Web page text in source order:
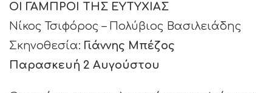
ΟΙ ΓΑΜΠΡΟΙ ΤΗΣ ΕΥΤΥΧΙΑΣ
Νίκος Τσιφόρος – Πολύβιος Βασιλειάδης
Σκηνοθεσία: Γιάννης Μπέζος
Παρασκευή 2 Αυγούστου